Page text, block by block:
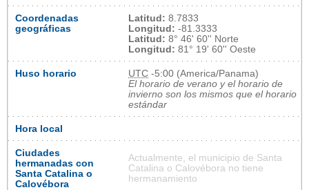
Coordenadas
geográficas
Latitud: 8.7833
Longitud: -81.3333
Latitud: 8° 46' 60'' Norte
Longitud: 81° 19' 60'' Oeste
Huso horario UTC -5:00 (America/Panama)
El horario de verano y el horario de
invierno son los mismos que el horario
estándar
Hora local
Ciudades
hermanadas con
Santa Catalina o
Calovébora
Actualmente, el municipio de Santa
Catalina o Calovébora no tiene
hermanamiento